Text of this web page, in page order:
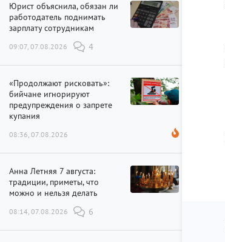
Юрист объяснила, обязан ли
работодатель поднимать
зарплату сотрудникам
09:07, 07.08.2026 4
«Продолжают рисковать»:
бийчане игнорируют
предупреждения о запрете
купания
08:36, 07.08.2026
Анна Летняя 7 августа:
традиции, приметы, что
можно и нельзя делать
08:14, 07.08.2026 6